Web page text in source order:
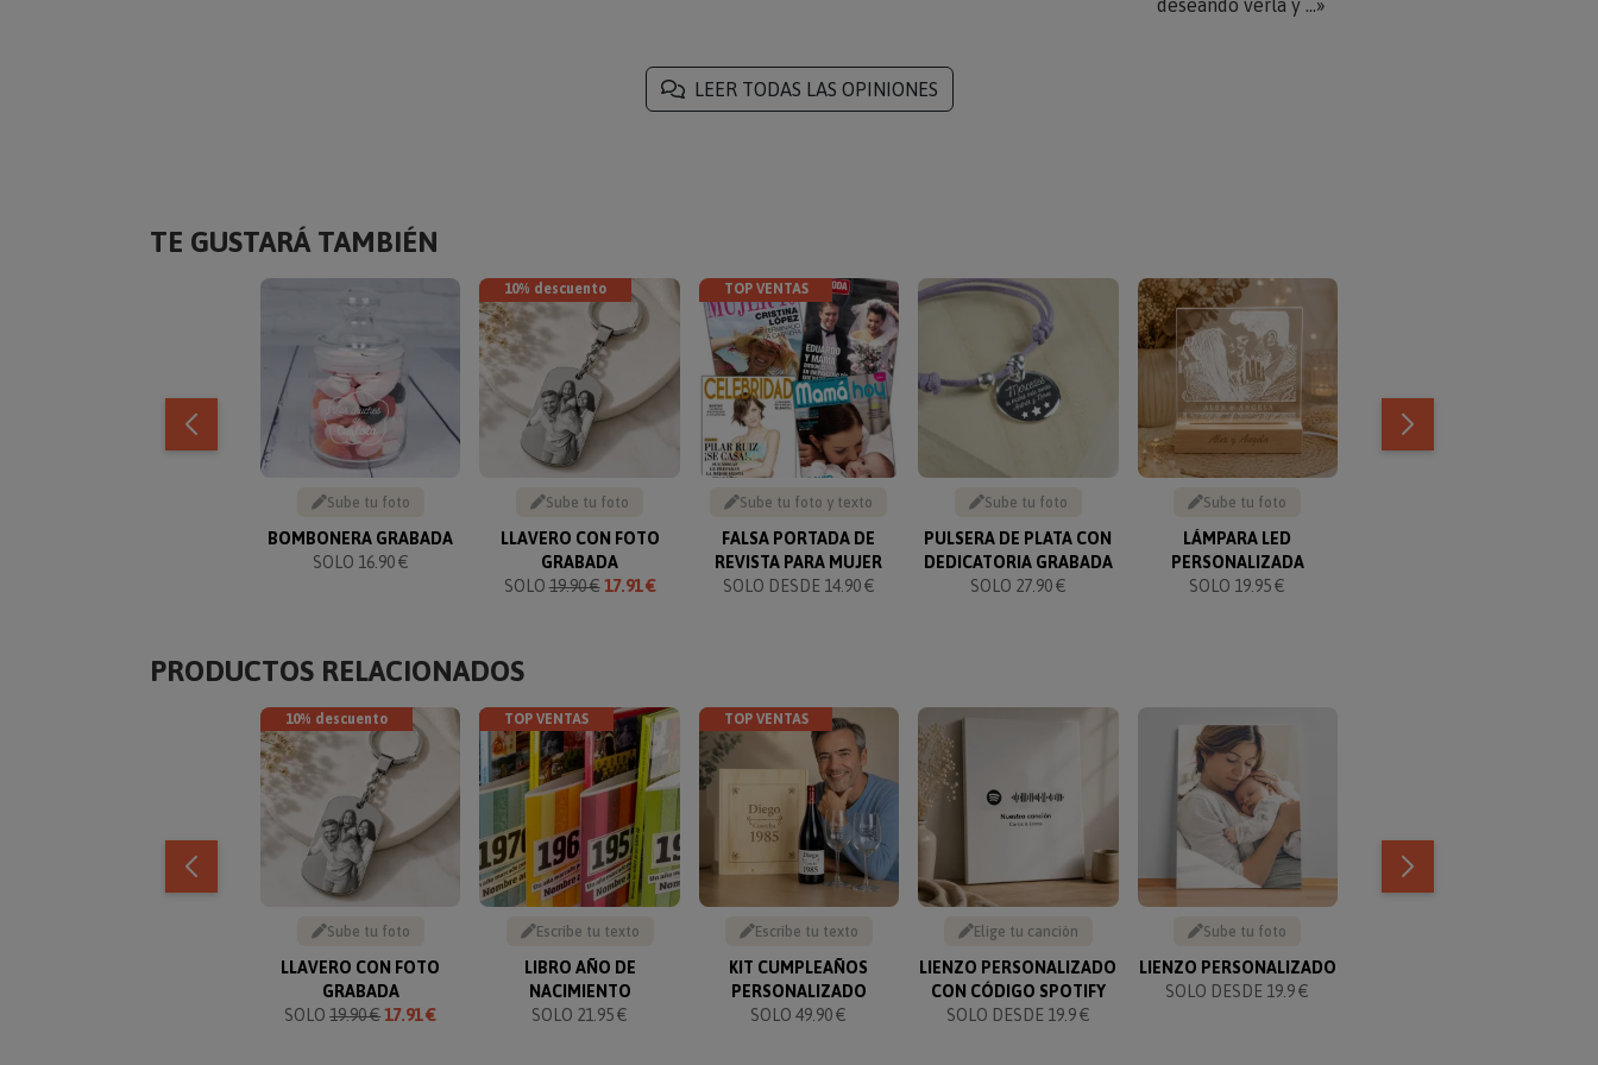
deseando verla y ...»
LEER TODAS LAS OPINIONES
TE GUSTARÁ TAMBIÉN
Sube tu foto
BOMBONERA GRABADA
SOLO 16.90 €
10% descuento
Sube tu foto
LLAVERO CON FOTO
GRABADA
SOLO19.90 € 17.91 €
TOP VENTAS
Sube tu foto y texto
FALSA PORTADA DE
REVISTA PARA MUJER
SOLO DESDE 14.90 €
Sube tu foto
PULSERA DE PLATA CON
DEDICATORIA GRABADA
SOLO 27.90 €
Sube tu foto
LÁMPARA LED
PERSONALIZADA
SOLO 19.95 €
PRODUCTOS RELACIONADOS
10% descuento
Sube tu foto
LLAVERO CON FOTO
GRABADA
SOLO19.90 €17.91 €
TOP VENTAS
Escribe tu texto
LIBRO AÑO DE
NACIMIENTO
SOLO 21.95 €
TOP VENTAS
Escribe tu texto
KIT CUMPLEAÑOS
PERSONALIZADO
SOLO 49.90 €
Elige tu canción
LIENZO PERSONALIZADO
CON CÓDIGO SPOTIFY
SOLO DESDE 19.9 €
Sube tu foto
LIENZO PERSONALIZADO
SOLO DESDE 19.9 €